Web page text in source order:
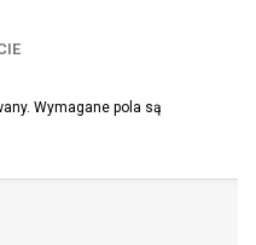
Wymagane pola są